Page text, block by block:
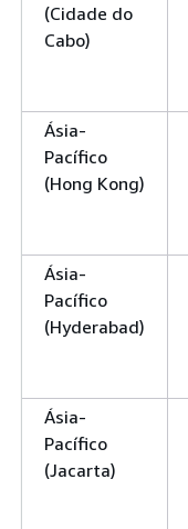
(Cidade do
Cabo)
Ásia-
Pacífico
(Hong Kong)
Ásia-
Pacífico
(Hyderabad)
Ásia-
Pacífico
(Jacarta)